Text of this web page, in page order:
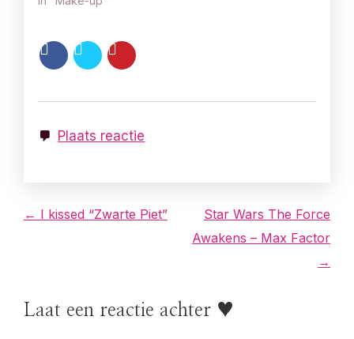
Plaats reactie
B
i
← I kissed “Zwarte Piet”
Star Wars The Force
Awakens – Max Factor
→
Laat een reactie achter ♥